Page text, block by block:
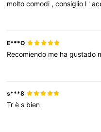
moltocomodi ,consiglio l '
E***O
Recomiendo me hagustado
s***8
Très bien